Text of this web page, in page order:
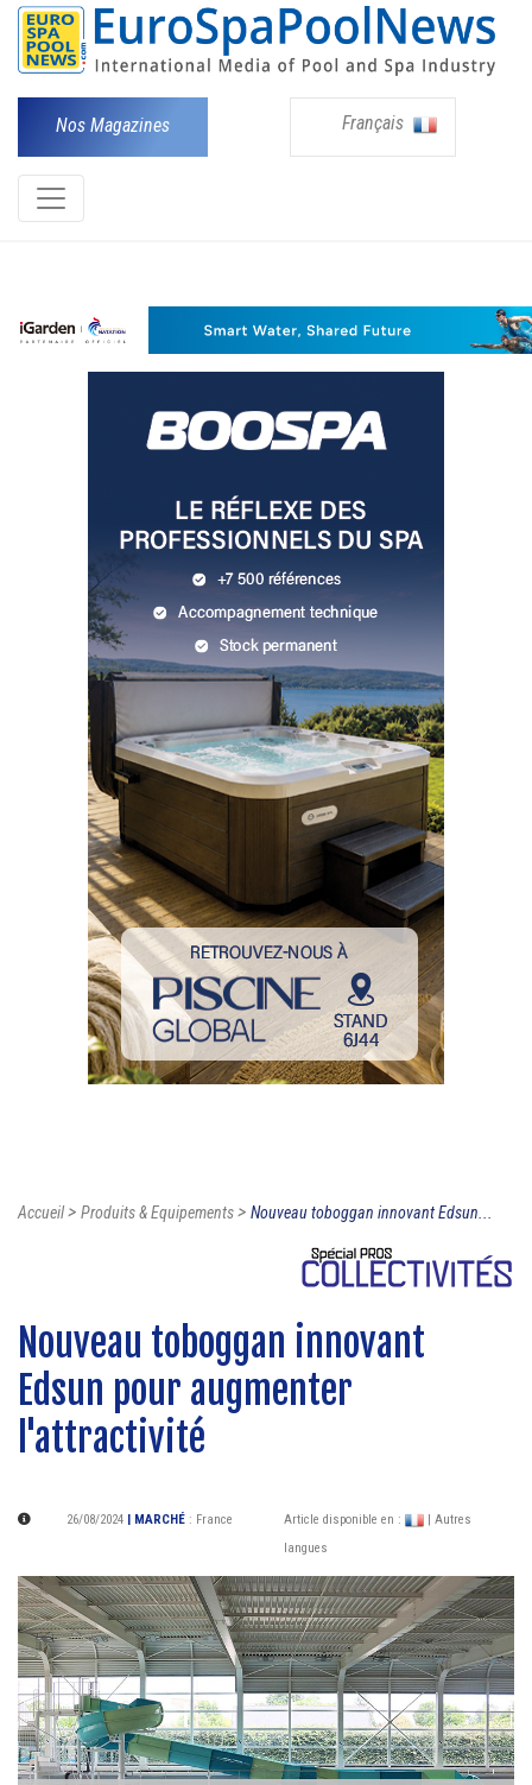
Nos Magazines Français
Accueil> Produits & Equipements> Nouveau toboggan innovant Edsun...
Nouveau toboggan innovant
Edsun pour augmenter
l'attractivité
26/08/2024 | MARCHÉ : France Article disponible en :
| Autres
langues